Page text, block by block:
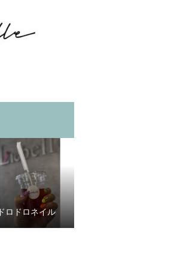
ドロドロネイル